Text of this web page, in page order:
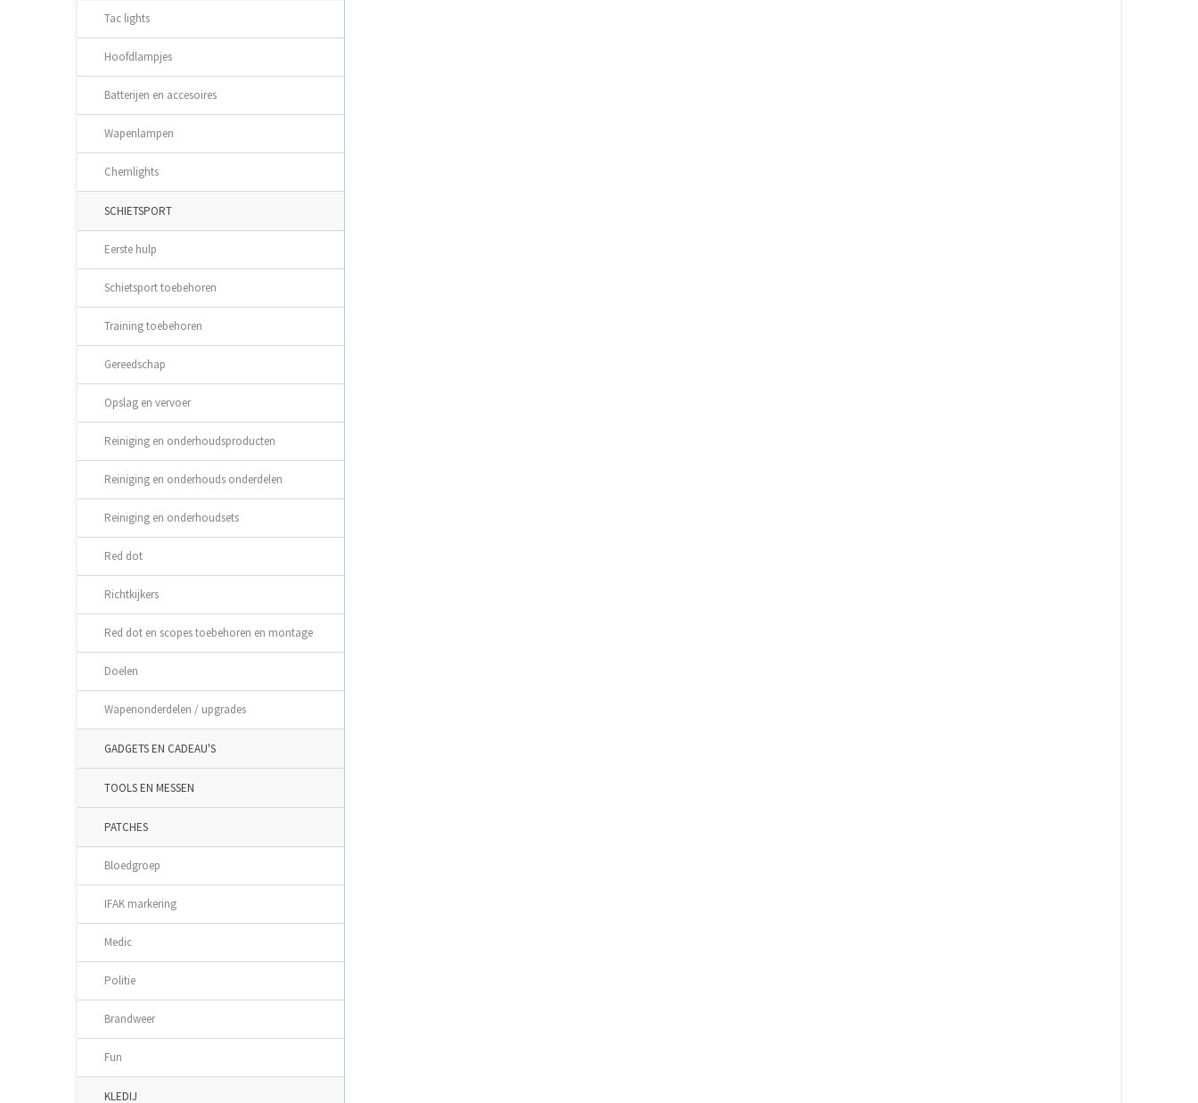
Tac lights
Hoofdlampjes
Batterijen en accesoires
Wapenlampen
Chemlights
SCHIETSPORT
Eerste hulp
Schietsport toebehoren
Training toebehoren
Gereedschap
Opslag en vervoer
Reiniging en onderhoudsproducten
Reiniging en onderhouds onderdelen
Reiniging en onderhoudsets
Red dot
Richtkijkers
Red dot en scopes toebehoren en montage
Doelen
Wapenonderdelen / upgrades
GADGETS EN CADEAU'S
TOOLS EN MESSEN
PATCHES
Bloedgroep
IFAK markering
Medic
Politie
Brandweer
Fun
KLEDIJ